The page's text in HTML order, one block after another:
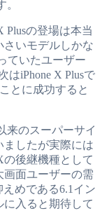
Plusの登場は本当
さいモデルしかな
ていたユーザー
はiPhone X Plusで
とに成功すると
来のスーパーサイ
ましたが実際には
の後継機種として
画面ユーザーの需
めである6.1イン
に入ると期待して